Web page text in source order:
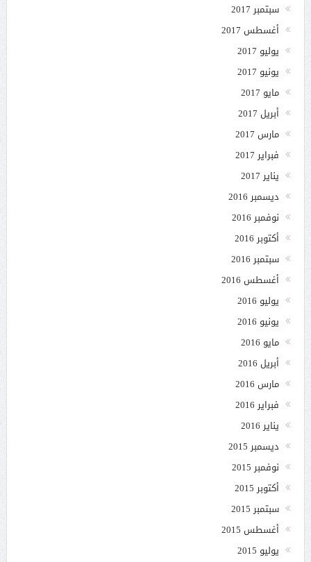
سبتمبر 2017
أغسطس 2017
يوليو 2017
يونيو 2017
مايو 2017
أبريل 2017
مارس 2017
فبراير 2017
يناير 2017
ديسمبر 2016
نوفمبر 2016
أكتوبر 2016
سبتمبر 2016
أغسطس 2016
يوليو 2016
يونيو 2016
مايو 2016
أبريل 2016
مارس 2016
فبراير 2016
يناير 2016
ديسمبر 2015
نوفمبر 2015
أكتوبر 2015
سبتمبر 2015
أغسطس 2015
يوليو 2015